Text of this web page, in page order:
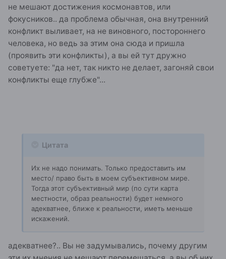
не мешают достижения космонавтов, или
фокусников.. да проблема обычная, она внутренний
конфликт выливает, на не виновного, постороннего
человека, но ведь за этим она сюда и пришла
(проявить эти конфликты), а вы ей тут дружно
советуете: "да нет, так никто не делает, загоняй свои
конфликты еще глубже"...
Цитата
Их не надо понимать. Только предоставить им
место/ право быть в моем субъективном мире.
Тогда этот субъективный мир (по сути карта
местности, образ реальности) будет немного
адекватнее, ближе к реальности, иметь меньше
искажений.
адекватнее?.. Вы не задумывались, почему другим